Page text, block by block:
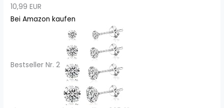
10,99 EUR
Bei Amazon kaufen
Bestseller Nr. 2